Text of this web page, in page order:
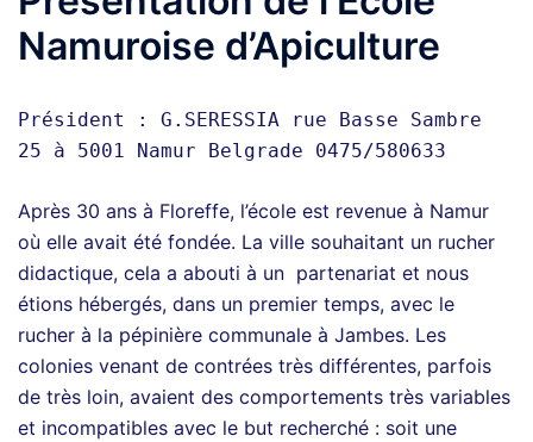
Namuroise d’Apiculture
Président : G.SERESSIA rue Basse Sambre
25 à 5001 Namur Belgrade 0475/580633
Après 30 ans à Floreffe, l’école est revenue à Namur
où elle avait été fondée. La ville souhaitant un rucher
didactique, cela a abouti à un partenariat et nous
étions hébergés, dans un premier temps, avec le
rucher à la pépinière communale à Jambes. Les
colonies venant de contrées très différentes, parfois
de très loin, avaient des comportements très variables
et incompatibles avec le but recherché : soit une